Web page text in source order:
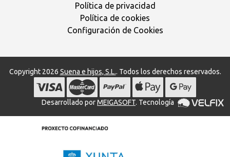
Política de privacidad
Política de cookies
Configuración de Cookies
Copyright 2026 Suena e hijos, S.L.. Todos los derechos reservados.
Desarrollado porMEIGASOFT. Tecnología